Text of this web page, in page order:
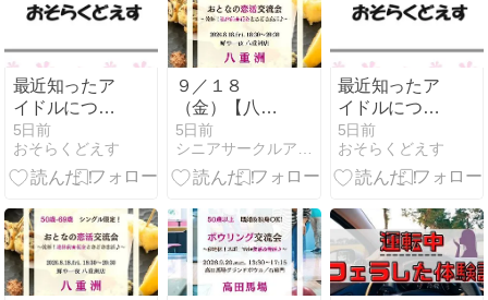
ける自我の
最近知ったア
イドルについ
て
5日前
おそらくどえす
９／１８
（金）【八重
洲】５０歳-６
７歳・シング
ル限定！《 乾
金☆秋恋しよ
♪》おとなの恋
活＆花金交流
会♪
5日前
シニアサークルアイビー
最近知ったア
イドルについ
て
5日前
おそらくどえす